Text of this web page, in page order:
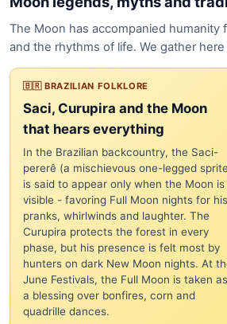
The Moon has accompanied humanity
and the rhythms of life. We gather
🇧🇷 BRAZILIAN FOLKLORE
Saci, Curupira and the Moon
that hears everything
In the Brazilian backcountry, the Saci-
pererê (a mischievous one-legged
is said to appear only when the Moon is
visible - favoring Full Moon nights for his
pranks, whirlwinds and laughter. The
Curupira protects the forest in every
phase, but his presence is felt most by
hunters on dark New Moon nights. At
June Festivals, the Full Moon is taken as
a blessing over bonfires, corn and
quadrille dances.